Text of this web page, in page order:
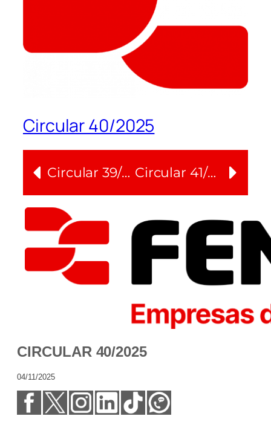
Circular 40/2025
Circular 39/2025 Circular 41/2025
CIRCULAR 40/2025
04/11/2025